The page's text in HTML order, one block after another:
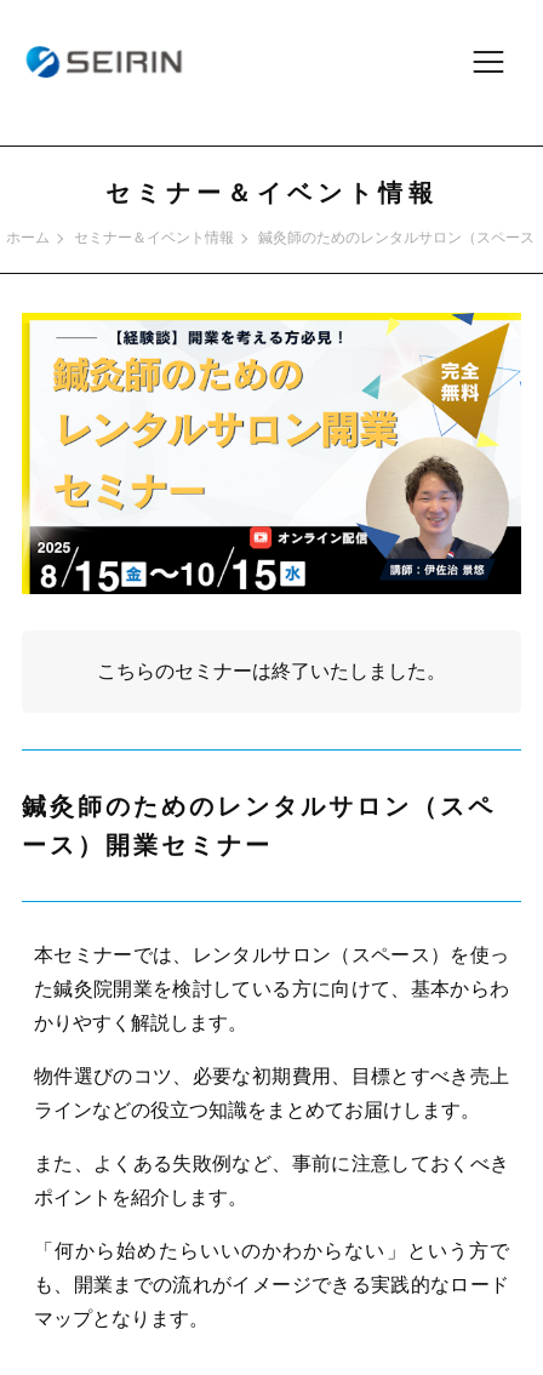
セミナー＆イベント情報
ホーム セミナー＆イベント情報 鍼灸師のためのレンタルサロン（スペース
こちらのセミナーは終了いたしました。
鍼灸師のためのレンタルサロン（スペ
ース）開業セミナー
本セミナーでは、レンタルサロン（スペース）を使っ
た鍼灸院開業を検討している方に向けて、基本からわ
かりやすく解説します。
物件選びのコツ、必要な初期費用、目標とすべき売上
ラインなどの役立つ知識をまとめてお届けします。
また、よくある失敗例など、事前に注意しておくべき
ポイントを紹介します。
「何から始めたらいいのかわからない」という方で
も、開業までの流れがイメージできる実践的なロード
マップとなります。